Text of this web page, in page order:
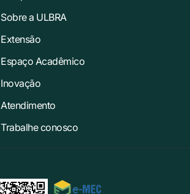
Sobre a ULBRA
Extensão
Espaço Acadêmico
Inovação
Atendimento
Trabalhe conosco